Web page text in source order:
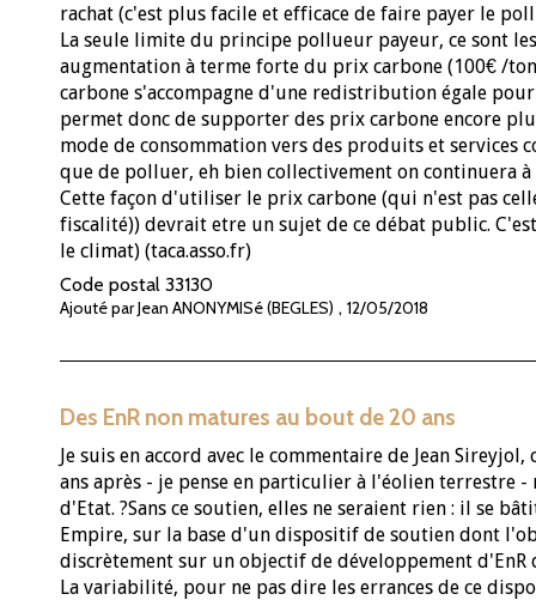
rachat (c'est plus facile et efficace de faire payer le
La seule limite du principe pollueur payeur, ce sont
augmentation à terme forte du prix carbone (100€ /
carbone s'accompagne d'une redistribution égale
permet donc de supporter des prix carbone encore
mode de consommation vers des produits et services
que de polluer, eh bien collectivement on continuera
Cette façon d'utiliser le prix carbone (qui n'est pas
fiscalité)) devrait etre un sujet de ce débat public.
le climat) (taca.asso.fr)
Code postal 33130
Ajouté par Jean ANONYMISé (BEGLES) , 12/05/2018
Des EnR non matures au bout de 20 ans
Je suis en accord avec le commentaire de Jean
ans après - je pense en particulier à l'éolien terrestre
d'Etat. ?Sans ce soutien, elles ne seraient rien : il se
Empire, sur la base d'un dispositif de soutien dont
discrètement sur un objectif de développement
La variabilité, pour ne pas dire les errances de ce